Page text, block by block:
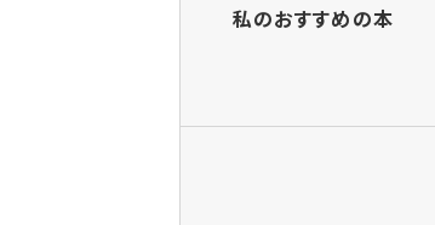
私のおすすめの本